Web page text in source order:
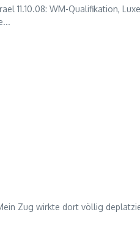
11.10.08: WM-Qualifikation,
Zug wirkte dort völlig